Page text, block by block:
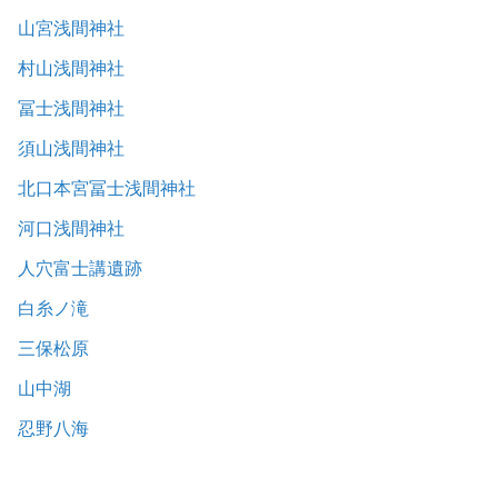
山宮浅間神社
村山浅間神社
冨士浅間神社
須山浅間神社
北口本宮冨士浅間神社
河口浅間神社
人穴富士講遺跡
白糸ノ滝
三保松原
山中湖
忍野八海